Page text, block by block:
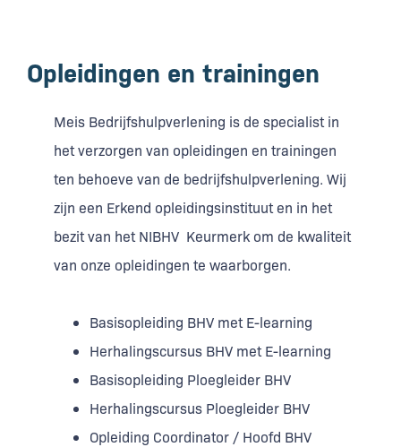
Opleidingen en trainingen
Meis Bedrijfshulpverlening is de specialist in
het verzorgen van opleidingen en trainingen
ten behoeve van de bedrijfshulpverlening. Wij
zijn een Erkend opleidingsinstituut en in het
bezit van het NIBHV Keurmerk om de kwaliteit
van onze opleidingen te waarborgen.
Basisopleiding BHV met E-learning
Herhalingscursus BHV met E-learning
Basisopleiding Ploegleider BHV
Herhalingscursus Ploegleider BHV
Opleiding Coordinator / Hoofd BHV